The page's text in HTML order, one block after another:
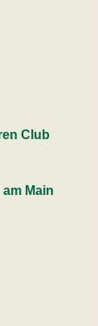
Club
Main